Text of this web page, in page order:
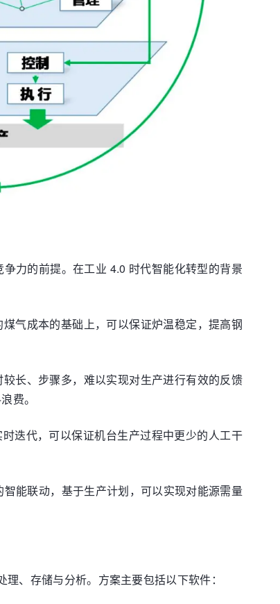
力的前提。在工业 4.0 时代智能化转型的背景
气成本的基础上，可以保证炉温稳定，提高钢
长、步骤多，难以实现对生产进行有效的反馈
费。
迭代，可以保证机台生产过程中更少的人工干
能联动，基于生产计划，可以实现对能源需量
、存储与分析。方案主要包括以下软件：